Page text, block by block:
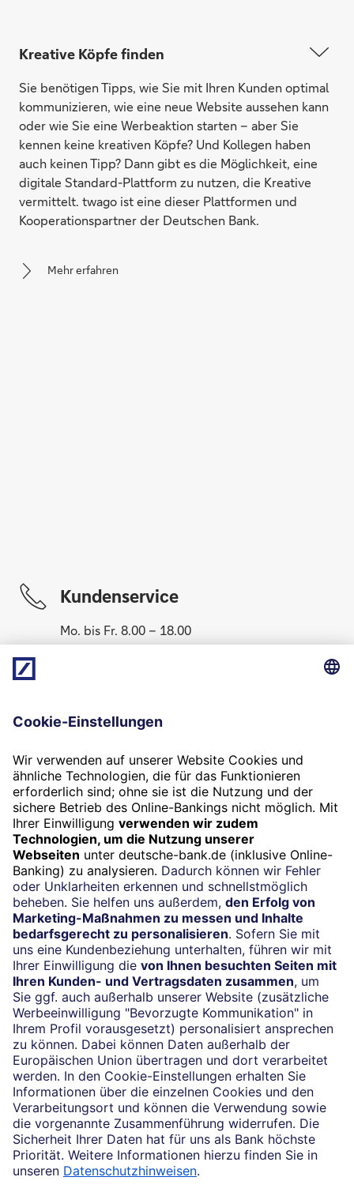
Kreative Köpfe finden
Sie benötigen Tipps, wie Sie mit Ihren Kunden optimal
kommunizieren, wie eine neue Website aussehen kann
oder wie Sie eine Werbeaktion starten – aber Sie
kennen keine kreativen Köpfe? Und Kollegen haben
auch keinen Tipp? Dann gibt es die Möglichkeit, eine
digitale Standard-Plattform zu nutzen, die Kreative
vermittelt. twago ist eine dieser Plattformen und
Kooperationspartner der Deutschen Bank.
Mehr erfahren
Kundenservice
Mo. bis Fr. 8.00 – 18.00
Newsletter
Jetzt anmelden
Impressum
Rechtliche Hinweise
Datenschutz
Cookie-Einstellungen
Konzern